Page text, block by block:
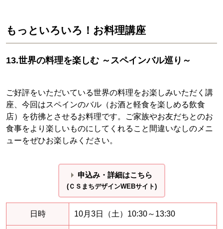
もっといろいろ！お料理講座
13.世界の料理を楽しむ ～スペインバル巡り～
ご好評をいただいている世界の料理をお楽しみいただく講
座、今回はスペインのバル（お酒と軽食を楽しめる飲食
店）を彷彿とさせるお料理です。ご家族やお友だちとのお
食事をより楽しいものにしてくれること間違いなしのメニ
ューをぜひお楽しみください。
申込み・詳細はこちら
(ＣＳまちデザインWEBサイト)
日時 10月3日（土）10:30～13:30